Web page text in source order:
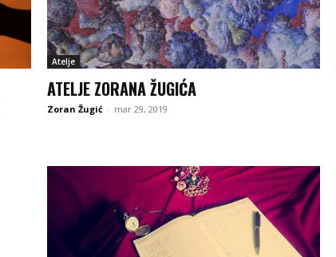
Atelje
ATELJE ZORANA ŽUGIĆA
Zoran Žugić - mar 29, 2019